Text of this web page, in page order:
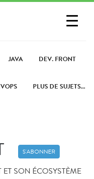
☰
JAVA DEV. FRONT
PLUS DE SUJETS...
S'ABONNER
SON ÉCOSYSTÈME